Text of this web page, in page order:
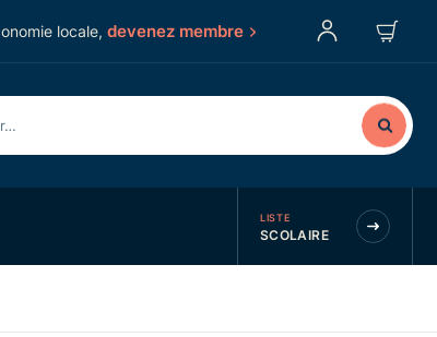
locale, devenez membre
LISTE
SCOLAIRE